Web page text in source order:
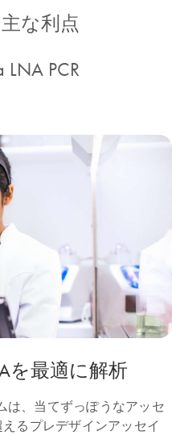
主な利点
PCR
を最適に解析
は、当てずっぽうなアッセ
るプレデザインアッセイ